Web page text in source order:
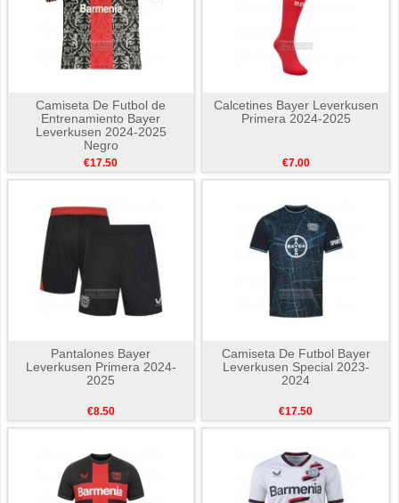
Camiseta De Futbol de
Entrenamiento Bayer
Leverkusen 2024-2025
Negro
€17.50
Calcetines Bayer Leverkusen
Primera 2024-2025
€7.00
Pantalones Bayer
Leverkusen Primera 2024-
2025
€8.50
Camiseta De Futbol Bayer
Leverkusen Special 2023-
2024
€17.50